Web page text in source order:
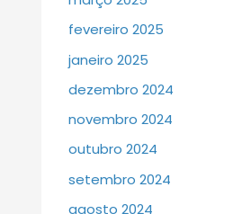
fevereiro 2025
janeiro 2025
dezembro 2024
novembro 2024
outubro 2024
setembro 2024
agosto 2024